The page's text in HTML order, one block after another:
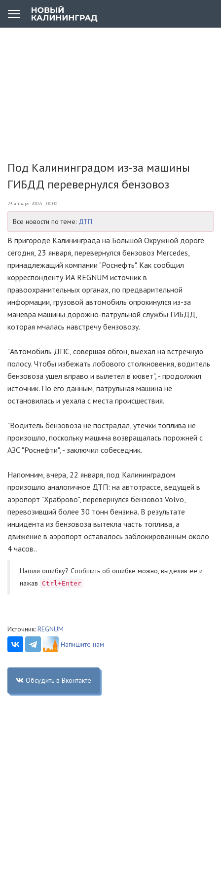
Под Калининградом из-за машины
ГИБДД перевернулся бензовоз
23 января 2007г., 00:00
Все новости по теме: ДТП
В пригороде Калининграда на Большой Окружной дороге
сегодня, 23 января, перевернулся бензовоз Mercedes,
принадлежащий компании "Роснефть". Как сообщил
корреспонденту ИА REGNUM источник в
правоохранительных органах, по предварительной
информации, грузовой автомобиль опрокинулся из-за
маневра машины дорожно-патрульной службы ГИБДД,
которая мчалась навстречу бензовозу.
"Автомобиль ДПС, совершая обгон, выехал на встречную
полосу. Чтобы избежать лобового столкновения, водитель
бензовоза ушел вправо и вылетел в кювет", - продолжил
источник. По его данным, патрульная машина не
остановилась и уехала с места происшествия.
"Водитель бензовоза не пострадал, утечки топлива не
произошло, поскольку машина возвращалась порожней с
АЗС "Роснефти", - заключил собеседник.
Напомним, вчера, 22 января, под Калининградом
произошло аналогичное ДТП: на автотрассе, ведущей в
аэропорт "Храброво", перевернулся бензовоз Volvo,
перевозивший более 30 тонн бензина. В результате
инцидента из бензовоза вытекла часть топлива, а
движение в аэропорт оставалось заблокированным около
4 часов..
Нашли ошибку? Cообщить об ошибке можно, выделив ее и
нажав
Ctrl+Enter
Источник: REGNUM
Напишите нам
Обсудить в Вконтакте